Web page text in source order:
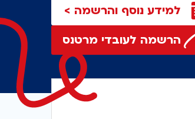
למידע נוסף והרשמה >
הרשמה לעובדי מרטנס